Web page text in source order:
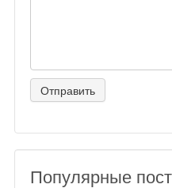
Популярные